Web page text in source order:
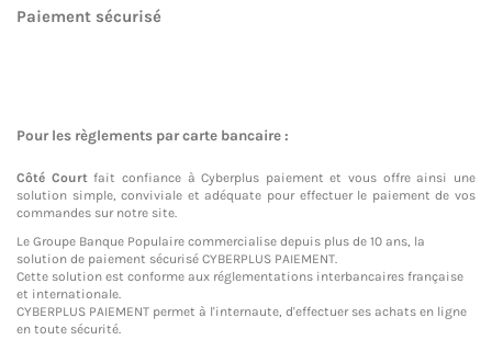
Paiement sécurisé
Pour les règlements par carte bancaire :
Côté Courtfait confiance à Cyberplus paiement et vous offre ainsi une
solution simple, conviviale et adéquate pour effectuer le paiement de vos
commandes sur notre site.
Le Groupe Banque Populaire commercialise depuis plus de 10 ans, la
solution de paiement sécurisé CYBERPLUS PAIEMENT.
Cette solution est conforme aux réglementations interbancaires française
et internationale.
CYBERPLUS PAIEMENT permet à l'internaute, d'effectuer ses achats en ligne
en toute sécurité.